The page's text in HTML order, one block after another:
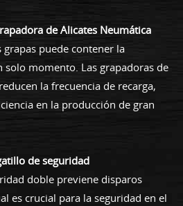
de Alicates Neumática
grapas puede contener la
solo momento. Las grapadoras de
la frecuencia de recarga,
en la producción de gran
de seguridad
doble previene disparos
es crucial para la seguridad en el